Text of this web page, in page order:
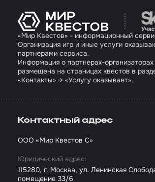
«Мир Квестов» - информационный
Организация игр и иные услуги
партнерами сервиса.
Информация о партнерах-организаторах
размещена на страницах квестов в
«Контакты» → «Услугу оказывает».
Контактный адрес
ООО «Мир Квестов С»
Юридический адрес:
115280, г. Москва, ул. Ленинская
помещение 33/6